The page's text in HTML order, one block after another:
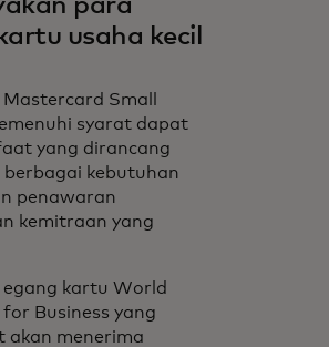
para
usaha kecil
Small
syarat dapat
yang dirancang
kebutuhan
penawaran
kemitraan yang
egang kartu World
Business yang
akan menerima